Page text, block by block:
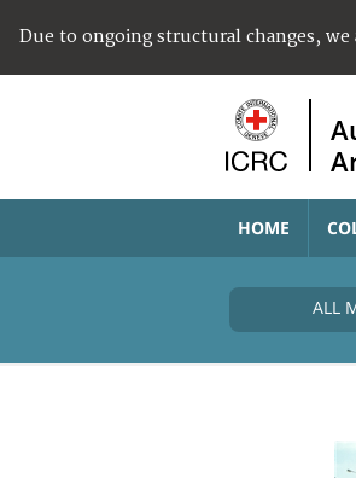
Due to ongoing structural changes,
HOME
ALL